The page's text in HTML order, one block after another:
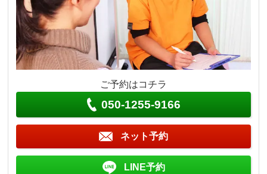
ご予約はコチラ
050-1255-9166
ネット予約
LINE予約